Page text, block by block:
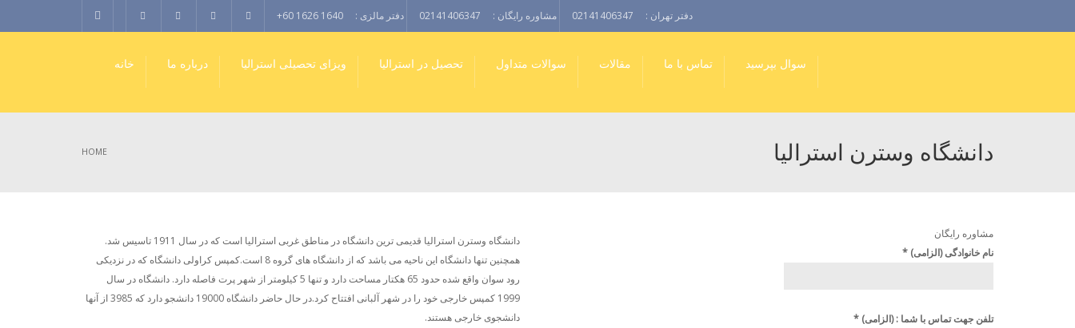
دفتر تهران : 02141406347 مشاوره رایگان : 02141406347 دفتر مالزی : +60 1626 1640
سوال بپرسید تماس با ما مقالات سوالات متداول تحصیل در استرالیا ویزای تحصیلی استرالیا درباره ما خانه
دانشگاه وسترن استرالیا HOME
دانشگاه وسترن استرالیا قدیمی ترین دانشگاه در مناطق غربی استرالیا است که در سال 1911 تاسیس شد.
همچنین تنها دانشگاه این ناحیه می باشد که از دانشگاه های گروه 8 است.کمپس کراولی دانشگاه که در نزدیکی
رود سوان واقع شده حدود 65 هکتار مساحت دارد و تنها 5 کیلومتر از شهر پرت فاصله دارد. دانشگاه در سال
1999 کمپس خارجی خود را در شهر آلبانی افتتاح کرد.در حال حاضر دانشگاه 19000 دانشجو دارد که 3985 از آنها
دانشجوی خارجی هستند.
مشاوره رایگان
نام خانوادگی (الزامی) *
تلفن جهت تماس با شما : (الزامی) *